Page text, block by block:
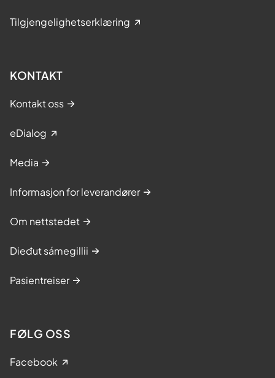
Tilgjengelighetserklæring
KONTAKT
Kontakt oss
eDialog
Media
Informasjon for leverandører
Om nettstedet
Dieđut sámegillii
Pasientreiser
FØLG OSS
Facebook